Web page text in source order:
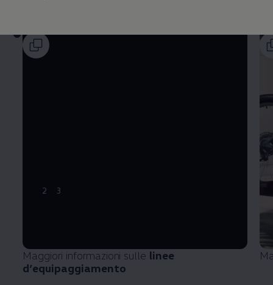
2 3
Maggiori informazioni sulle linee
d’equipaggiamento